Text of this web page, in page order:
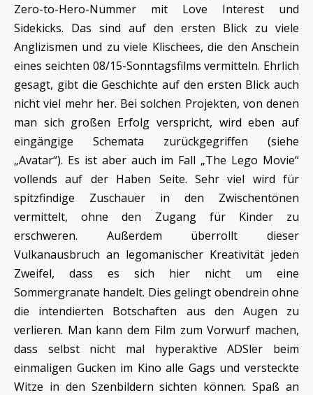
Zero-to-Hero-Nummer mit Love Interest und
Sidekicks. Das sind auf den ersten Blick zu viele
Anglizismen und zu viele Klischees, die den Anschein
eines seichten 08/15-Sonntagsfilms vermitteln. Ehrlich
gesagt, gibt die Geschichte auf den ersten Blick auch
nicht viel mehr her. Bei solchen Projekten, von denen
man sich großen Erfolg verspricht, wird eben auf
eingängige Schemata zurückgegriffen (siehe
„Avatar“). Es ist aber auch im Fall „The Lego Movie“
vollends auf der Haben Seite. Sehr viel wird für
spitzfindige Zuschauer in den Zwischentönen
vermittelt, ohne den Zugang für Kinder zu
erschweren. Außerdem überrollt dieser
Vulkanausbruch an legomanischer Kreativität jeden
Zweifel, dass es sich hier nicht um eine
Sommergranate handelt. Dies gelingt obendrein ohne
die intendierten Botschaften aus den Augen zu
verlieren. Man kann dem Film zum Vorwurf machen,
dass selbst nicht mal hyperaktive ADSler beim
einmaligen Gucken im Kino alle Gags und versteckte
Witze in den Szenbildern sichten können. Spaß an